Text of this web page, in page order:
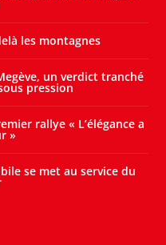
les montagnes
un verdict tranché
pression
rallye « L’élégance a
»
se met au service du